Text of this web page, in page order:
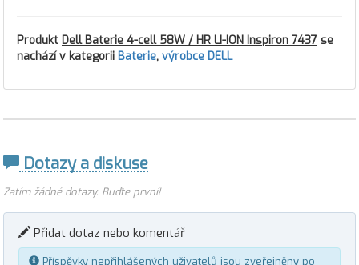
Produkt Dell Baterie 4-cell 58W / HR LI-ION Inspiron 7437 se
nachází v kategorii Baterie, výrobce DELL
Dotazy a diskuse
Zatím žádné dotazy. Buďte první!
Přidat dotaz nebo komentář
Příspěvky nepřihlášených uživatelů jsou zveřejněny po